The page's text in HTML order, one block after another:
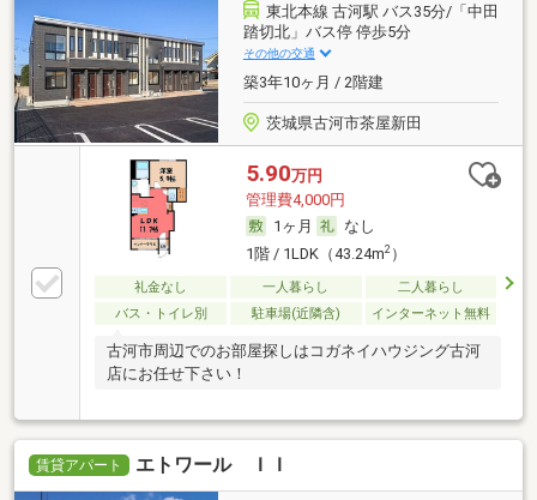
東北本線 古河駅 バス35分/「中田
踏切北」バス停 停歩5分
その他の交通
築3年10ヶ月 / 2階建
茨城県古河市茶屋新田
5.90万円
管理費4,000円
1ヶ月
なし
1階 / 1LDK（43.24m2）
礼金なし 一人暮らし
二人暮らし
バス・トイレ別
駐車場(近隣含) インターネット無料
古河市周辺でのお部屋探しはコガネイハウジング古河
店にお任せ下さい！
賃貸アパート エトワール ＩＩ